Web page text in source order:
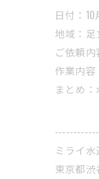
日付：10
地域：足
ご依頼
作業内
まとめ
ミライ
東京都渋